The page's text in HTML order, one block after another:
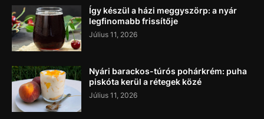
Így készül a házi meggyszörp: a nyár
legfinomabb frissítője
Július 11, 2026
Nyári barackos-túrós pohárkrém: puha
piskóta kerül a rétegek közé
Július 11, 2026